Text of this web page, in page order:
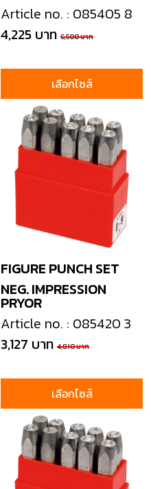
Article no. : 085405 8
4,225 บาท 6,500 บาท
เลือกไซส์
PRYOR
FIGURE PUNCH SET
NEG. IMPRESSION
Article no. : 085420 3
3,127 บาท 4,810 บาท
เลือกไซส์